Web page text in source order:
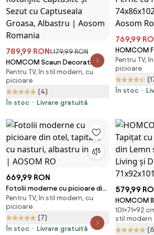
789,99 RON1.179,99 RON
HOMCOM Scaun Decorativ
Capitonat cu Spatar Inalt,
Cotiere Rotunjite Captusite și
Sezut cu Captuseala Groasa,
Albastru | Aosom Romania
Pentru TV, în stil modern, cu
picioare
(4)
În stoc
Livrare gratuită
769,99
HOMCOM
Francez cu
în Lemn și
Detașabile,
Maro |
Pentru TV,
picioare
În stoc
669,99 RON
Fotolii moderne cu picioare din
otel, tapitate cu nasturi,
albastru inchis | AOSOM RO
Pentru TV, în stil modern, cu
picioare
(7)
În stoc
Livrare gratuită
579,99
HOMCOM
Cotiere,
Oțel
71x92x101
101×71×92
stil modern